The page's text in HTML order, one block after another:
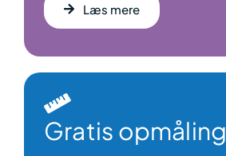
Læs mere
Gratis opmåling